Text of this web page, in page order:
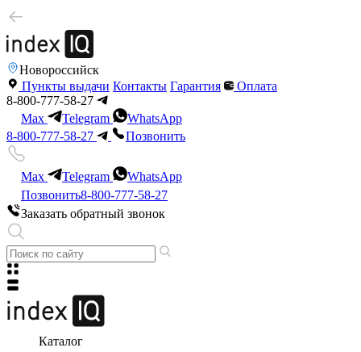
Новороссийск
Пункты выдачи Контакты Гарантия
Оплата
8-800-777-58-27
Max
Telegram
WhatsApp
8-800-777-58-27
Позвонить
Max Telegram
WhatsApp
Позвонить8-800-777-58-27
Заказать обратный звонок
Каталог